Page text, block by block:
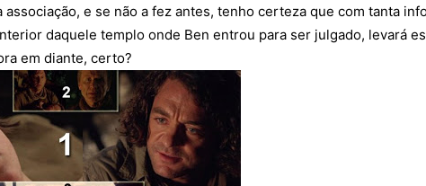
e se não a fez antes, tenho certeza que com tanta
daquele templo onde Ben entrou para ser julgado, levará
em diante, certo?